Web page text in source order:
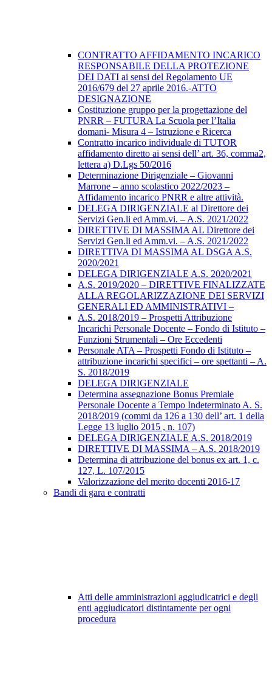
CONTRATTO AFFIDAMENTO INCARICO
RESPONSABILE DELLA PROTEZIONE
DEI DATI ai sensi del Regolamento UE
2016/679 del 27 aprile 2016.-ATTO
DESIGNAZIONE
Costituzione gruppo per la progettazione del
PNRR – FUTURA La Scuola per l’Italia
domani- Misura 4 – Istruzione e Ricerca
Contratto incarico individuale di TUTOR
affidamento diretto ai sensi dell’ art. 36, comma2,
lettera a) D.Lgs 50/2016
Determinazione Dirigenziale – Giovanni
Marrone – anno scolastico 2022/2023 –
Affidamento incarico PNRR e altre attività.
DELEGA DIRIGENZIALE al Direttore dei
Servizi Gen.li ed Amm.vi. – A.S. 2021/2022
DIRETTIVE DI MASSIMA AL Direttore dei
Servizi Gen.li ed Amm.vi. – A.S. 2021/2022
DIRETTIVA DI MASSIMA AL DSGA A.S.
2020/2021
DELEGA DIRIGENZIALE A.S. 2020/2021
A.S. 2019/2020 – DIRETTIVE FINALIZZATE
ALLA REGOLARIZZAZIONE DEI SERVIZI
GENERALI ED AMMINISTRATIVI –
A.S. 2018/2019 – Prospetti Attribuzione
Incarichi Personale Docente – Fondo di Istituto –
Funzioni Strumentali – Ore Eccedenti
Personale ATA – Prospetti Fondo di Istituto –
attribuzione incarichi specifici – ore spettanti – A.
S. 2018/2019
DELEGA DIRIGENZIALE
Determina assegnazione Bonus Premiale
Personale Docente a Tempo Indeterminato A. S.
2018/2019 (commi da 126 a 130 dell’ art. 1 della
Legge 13 luglio 2015 , n. 107)
DELEGA DIRIGENZIALE A.S. 2018/2019
DIRETTIVE DI MASSIMA – A.S. 2018/2019
Determina di attribuzione del bonus ex art. 1, c.
127, L. 107/2015
Valorizzazione del merito docenti 2016-17
Bandi di gara e contratti
Atti delle amministrazioni aggiudicatrici e degli
enti aggiudicatori distintamente per ogni
procedura